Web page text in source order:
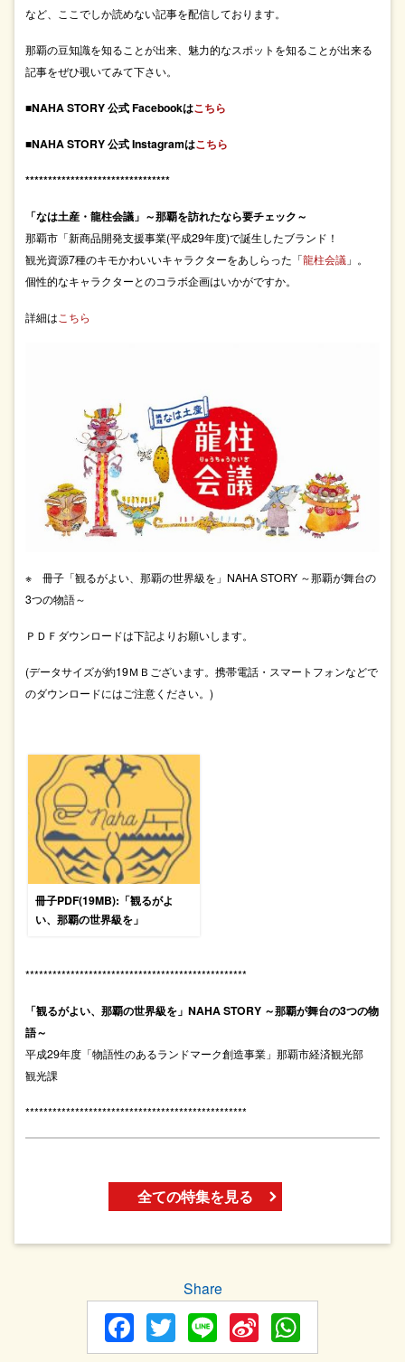
など、ここでしか読めない記事を配信しております。
那覇の豆知識を知ることが出来、魅力的なスポットを知ることが出来る
記事をぜひ覗いてみて下さい。
■NAHA STORY 公式 Facebookはこちら
■NAHA STORY 公式 Instagramはこちら
********************************
「なは土産・龍柱会議」～那覇を訪れたなら要チェック～
那覇市「新商品開発支援事業(平成29年度)で誕生したブランド！
観光資源7種のキモかわいいキャラクターをあしらった「龍柱会議 」。
個性的なキャラクターとのコラボ企画はいかがですか。
詳細は こちら
※ 冊子「観るがよい、那覇の世界級を」NAHA STORY ～那覇が舞台の
3つの物語～
ＰＤＦダウンロードは下記よりお願いします。
(データサイズが約19ＭＢございます。携帯電話・スマートフォンなどで
のダウンロードにはご注意ください。)
冊子PDF(19MB):「観るがよ
い、那覇の世界級を」
*************************************************
「観るがよい、那覇の世界級を」NAHA STORY ～那覇が舞台の3つの物
語～
平成29年度「物語性のあるランドマーク創造事業」那覇市経済観光部
観光課
*************************************************
全ての特集を見る
Share
Facebook
Twitter
LineSina